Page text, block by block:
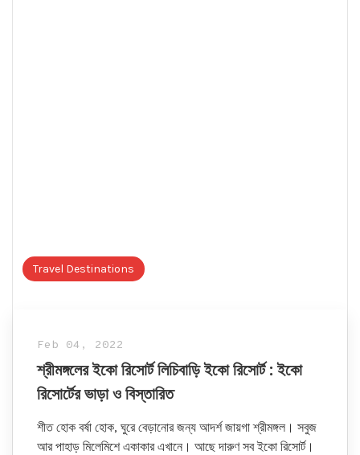
Travel Destinations
Feb 04, 2022
শ্রীমঙ্গলের ইকো রিসোর্ট লিচিবাড়ি ইকো রিসোর্ট : ইকো
রিসোর্টের ভাড়া ও বিস্তারিত
শীত হোক বর্ষা হোক, ঘুরে বেড়ানোর জন্য আদর্শ জায়গা শ্রীমঙ্গল। সবুজ
আর পাহাড় মিলেমিশে একাকার এখানে। আছে দারুণ সব ইকো রিসোর্ট।